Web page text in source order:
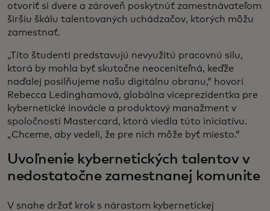
otvoriť si dvere a zároveň poskytnúť zamestnávateľom
širšiu škálu talentovaných uchádzačov, ktorých môžu
zamestnať.
„Títo študenti predstavujú nevyužitú pracovnú silu,
ktorá by mohla byť skutočne neoceniteľná, keďže
naďalej posilňujeme našu digitálnu obranu,“ hovorí
Rebecca Ledinghamová, globálna viceprezidentka pre
kybernetické inovácie a produktový manažment v
spoločnosti Mastercard, ktorá viedla túto iniciatívu.
„Chceme, aby vedeli, že pre nich môže byť miesto.“
Uvoľnenie kybernetických talentov v
nedostatočne zamestnanej komunite
V snahe držať krok s nárastom kybernetickej